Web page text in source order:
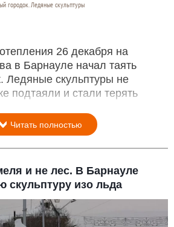
городок. Ледяные скульптуры
26 декабря на
в Барнауле начал таять
Ледяные скульптуры не
подтаяли и стали терять
Читать полностью
и не лес. В Барнауле
скульптуру изо льда